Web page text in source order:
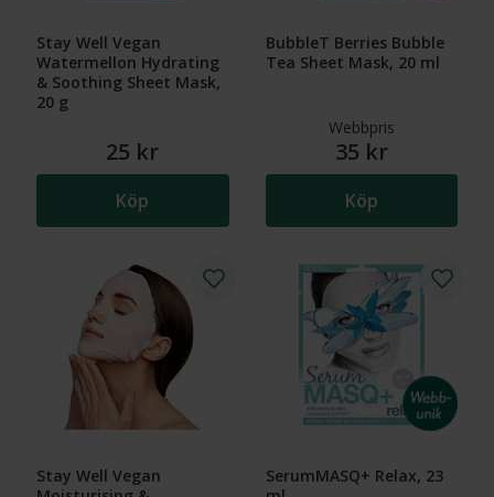
Stay Well Vegan
Watermellon Hydrating
& Soothing Sheet Mask,
20 g
25 kr
Köp
BubbleT Berries Bubble
Tea Sheet Mask, 20 ml
Webbpris
35 kr
Köp
Stay Well Vegan
SerumMASQ+ Relax, 23